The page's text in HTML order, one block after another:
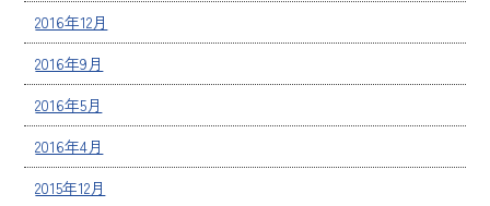
2016年12月
2016年9月
2016年5月
2016年4月
2015年12月